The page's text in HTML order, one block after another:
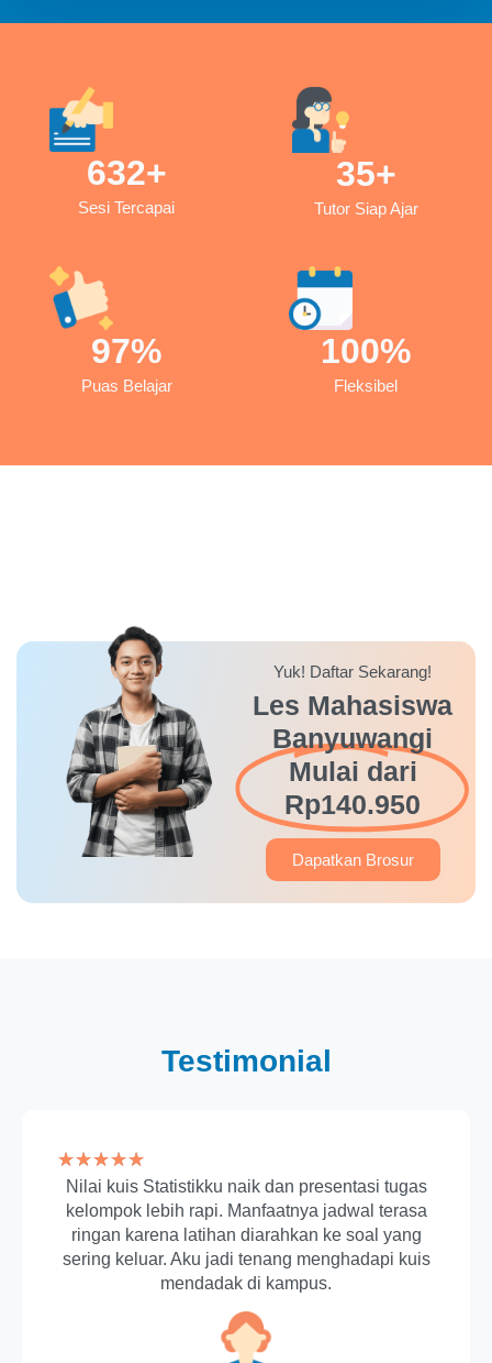
Sesi Tercapai
632+
Tutor Siap Ajar
35+
Puas Belajar
97%
Fleksibel
100%
Yuk! Daftar Sekarang!
Les Mahasiswa
Banyuwangi
Mulai dari
Rp140.950
Dapatkan Brosur
Testimonial
★★★★★
Nilai kuis Statistikku naik dan presentasi tugas
kelompok lebih rapi. Manfaatnya jadwal terasa
ringan karena latihan diarahkan ke soal yang
sering keluar. Aku jadi tenang menghadapi kuis
mendadak di kampus.